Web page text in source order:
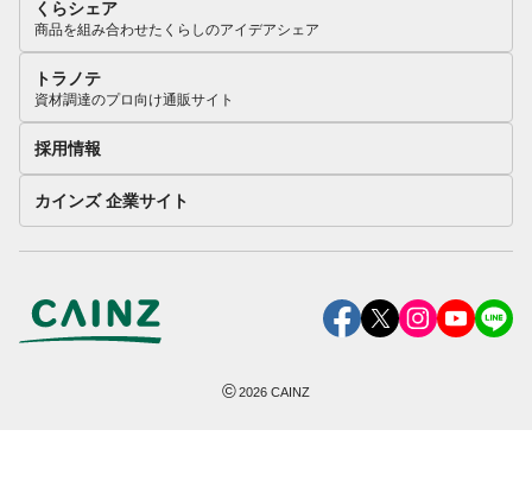
くらシェア
商品を組み合わせたくらしのアイデアシェア
トラノテ
資材調達のプロ向け通販サイト
採用情報
カインズ 企業サイト
©2026 CAINZ